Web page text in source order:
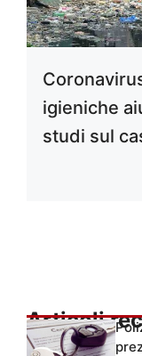
igieniche
studi sul
Articoli